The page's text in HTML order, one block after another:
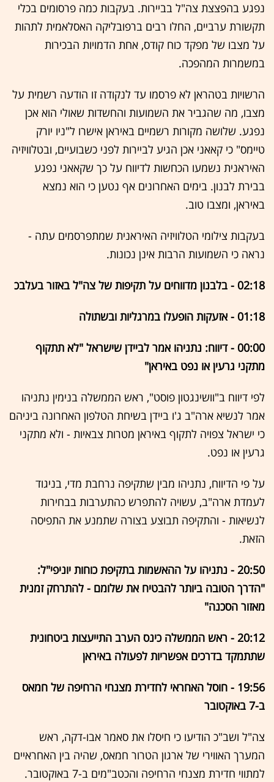
נפגע בהפצצת צה"ל בביירות. בעקבות כמה פרסומים בכלי
תקשורת ערביים, החלו רבים ברפובליקה האסלאמית לתהות
על מצבו של מפקד כוח קודס, אחת הדמויות הבכירות
במשמרות המהפכה.
הרשויות בטהראן לא פרסמו עד לנקודה זו הודעה רשמית על
מצבו, מה שהגביר את השמועות והחשדות שאולי הוא אכן
נפגע. שלושה מקורות רשמיים באיראן אישרו ל"ניו יורק
טיימס" כי קאאני אכן הגיע לביירות לפני כשבועיים, ובטלוויזיה
האיראנית נשמעו הכחשות לדיווח על כך שקאאני נפגע
בבירת לבנון. בימים האחרונים אף נטען כי הוא נמצא
באיראן, ומצבו טוב.
בעקבות צילומי הטלוויזיה האיראנית שמתפרסמים עתה -
נראה כי השמועות הרבות אינן נכונות.
02:18 - בלבנון מדווחים על תקיפות של צה"ל באזור בעלבכ
01:18 - אזעקות הופעלו במרגליות ובשתולה
00:00 - דיווח: נתניהו אמר לביידן שישראל "לא תתקוף
מתקני גרעין או נפט באיראן"
לפי דיווח ב"וושינגטון פוסט", ראש הממשלה בנימין נתניהו
אמר לנשיא ארה"ב ג'ו ביידן בשיחת הטלפון האחרונה ביניהם
כי ישראל צפויה לתקוף באיראן מטרות צבאיות - ולא מתקני
גרעין או נפט.
על פי הדיווח, נתניהו מבין שתקיפה נרחבת מדי, בניגוד
לעמדת ארה"ב, עשויה להתפרש כהתערבות בבחירות
לנשיאות - והתקיפה תבוצע בצורה שתמנע את התפיסה
הזאת.
20:50 -
נתניהו על ההאשמות בתקיפת כוחות יוניפי"ל:
"הדרך הטובה ביותר להבטיח את שלומם - להתרחק זמנית
מאזור הסכנה"
20:12 - ראש הממשלה כינס הערב התייעצות ביטחונית
שתתמקד בדרכים אפשריות לפעולה באיראן
19:56 - חוסל האחראי לחדירת מצנחי הרחיפה של חמאס
ב-7 באוקטובר
צה"ל ושב"כ הודיעו כי חיסלו את סאמר אבו-דקה, ראש
המערך האווירי של ארגון הטרור חמאס, שהיה בין האחראיים
למתווי חדירת מצנחי הרחיפה והכטב"מים ב-7 באוקטובר.